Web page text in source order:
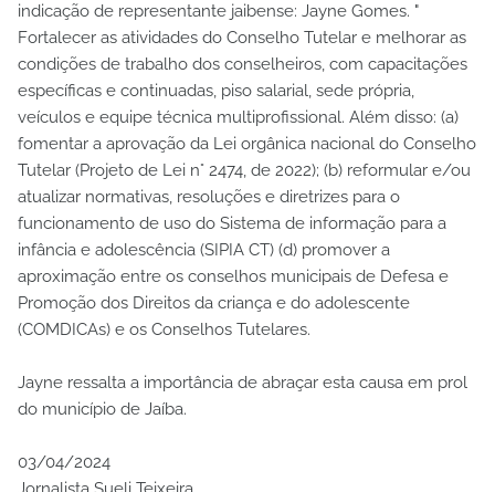
indicação de representante jaibense: Jayne Gomes. "
Fortalecer as atividades do Conselho Tutelar e melhorar as
condições de trabalho dos conselheiros, com capacitações
específicas e continuadas, piso salarial, sede própria,
veículos e equipe técnica multiprofissional. Além disso: (a)
fomentar a aprovação da Lei orgânica nacional do Conselho
Tutelar (Projeto de Lei n° 2474, de 2022); (b) reformular e/ou
atualizar normativas, resoluções e diretrizes para o
funcionamento de uso do Sistema de informação para a
infância e adolescência (SIPIA CT) (d) promover a
aproximação entre os conselhos municipais de Defesa e
Promoção dos Direitos da criança e do adolescente
(COMDICAs) e os Conselhos Tutelares.
Jayne ressalta a importância de abraçar esta causa em prol
do município de Jaíba.
03/04/2024